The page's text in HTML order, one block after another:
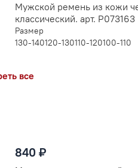
Мужской ремень из кожи
классический. арт. Р073163
Размер
130-140120-130110-120100-110
все
840 ₽